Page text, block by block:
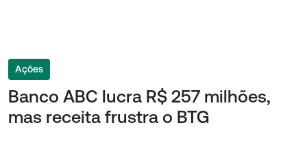
Ações
Banco ABC lucra R$ 257 milhões,
mas receita frustra o BTG